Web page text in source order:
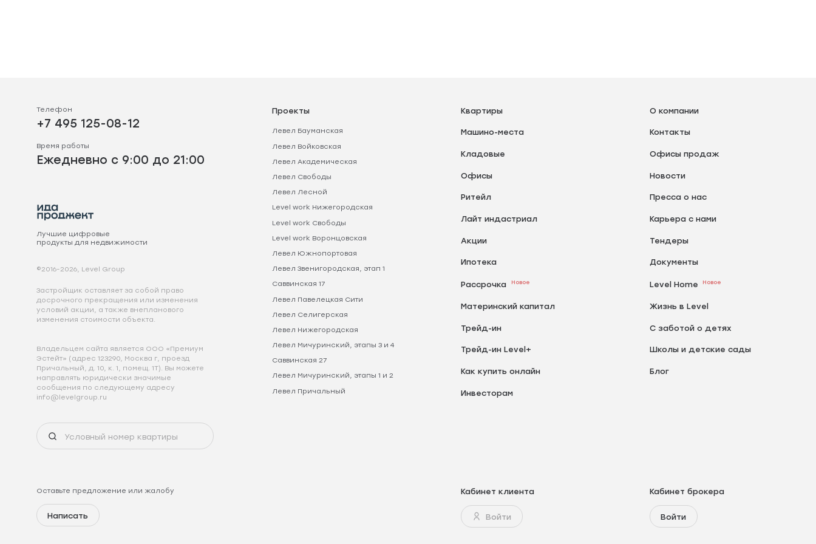
Телефон
+7 495 125-08-12
Время работы
Ежедневно с 9:00 до 21:00
Лучшие цифровые
продукты для недвижимости
©2016-2026, Level Group
Застройщик оставляет за собой право
досрочного прекращения или изменения
условий акции, а также внепланового
изменения стоимости объекта.
Владельцем сайта является ООО «Премиум
Эстейт» (адрес 123290, Москва г, проезд
Причальный, д. 10, к. 1, помещ. 1Т). Вы можете
направлять юридически значимые
сообщения по следующему адресу
info@levelgroup.ru
Оставьте предложение или жалобу
Написать
Проекты
Левел Бауманская
Левел Войковская
Левел Академическая
Левел Свободы
Левел Лесной
Level work Нижегородская
Level work Свободы
Level work Воронцовская
Левел Южнопортовая
Левел Звенигородская, этап 1
Саввинская 17
Левел Павелецкая Сити
Левел Селигерская
Левел Нижегородская
Левел Мичуринский, этапы 3 и 4
Саввинская 27
Левел Мичуринский, этапы 1 и 2
Левел Причальный
Квартиры
Машино-места
Кладовые
Офисы
Ритейл
Лайт индастриал
Акции
Ипотека
Рассрочка Новое
Материнский капитал
Трейд-ин
Трейд-ин Level+
Как купить онлайн
Инвесторам
О компании
Контакты
Офисы продаж
Новости
Пресса о нас
Карьера с нами
Тендеры
Документы
Level Home Новое
Жизнь в Level
С заботой о детях
Школы и детские сады
Блог
Кабинет клиента
Войти
Кабинет брокера
Войти